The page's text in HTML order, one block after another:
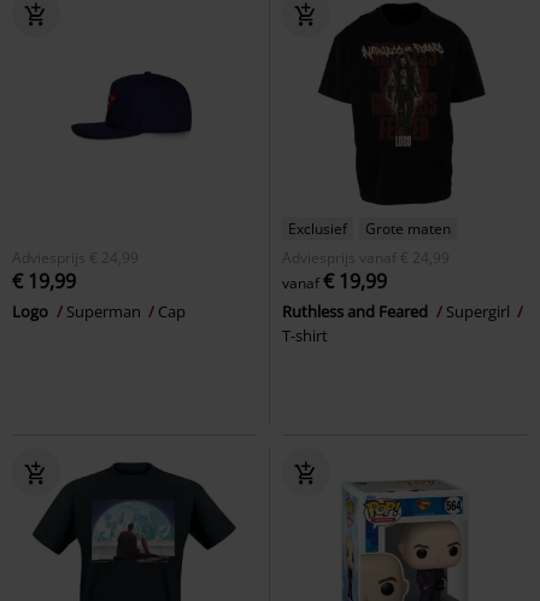
Adviesprijs € 24,99
€ 19,99
Logo Superman Cap
Exclusief
Grote maten
Adviesprijs
vanaf € 24,99
vanaf€ 19,99
Ruthless and Feared
Supergirl
T-shirt